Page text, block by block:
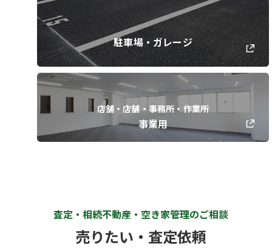
駐車場・ガレージ
店舗・店舗・事務所・作業所
事業用
査定・相続不動産・空き家管理のご相談
売りたい・査定依頼